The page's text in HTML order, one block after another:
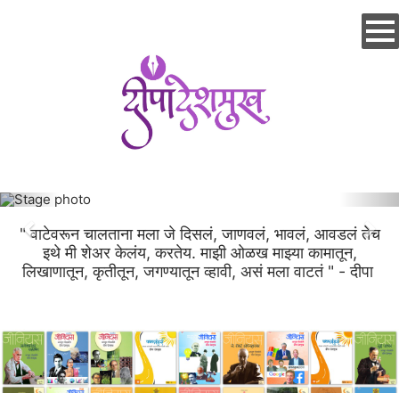
" वाटेवरून चालताना मला जे दिसलं, जाणवलं, भावलं, आवडलं तेच
इथे मी शेअर केलंय, करतेय. माझी ओळख माझ्या कामातून,
लिखाणातून, कृतीतून, जगण्यातून व्हावी, असं मला वाटतं " - दीपा